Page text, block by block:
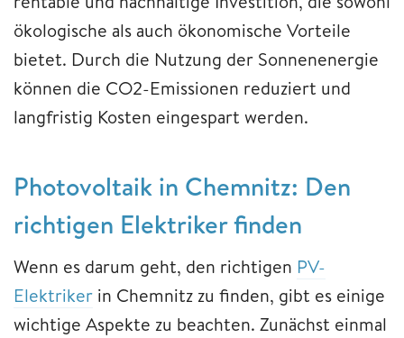
ökologische als auch ökonomische Vorteile
bietet. Durch die Nutzung der Sonnenenergie
können die CO2-Emissionen reduziert und
langfristig Kosten eingespart werden.
Photovoltaik in Chemnitz: Den
richtigen Elektriker finden
Wenn es darum geht, den richtigen PV-
Elektriker in Chemnitz zu finden, gibt es einige
wichtige Aspekte zu beachten. Zunächst einmal